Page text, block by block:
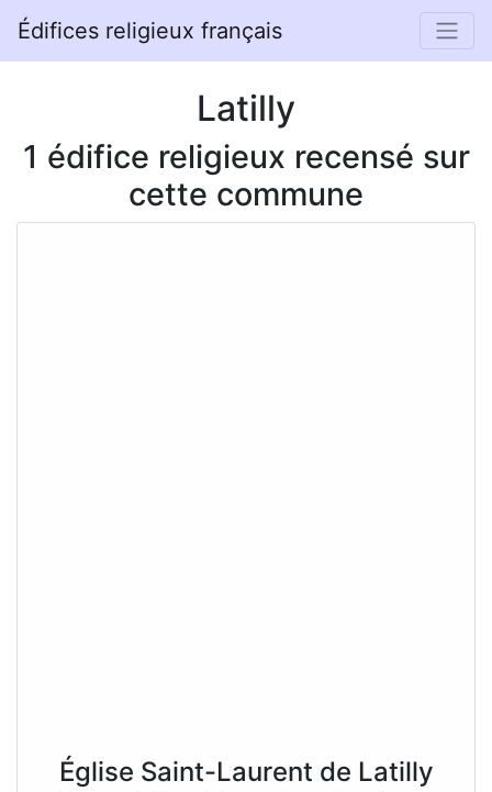
Édifices religieux français
Latilly
1 édifice religieux recensé sur
cette commune
Église Saint-Laurent de Latilly